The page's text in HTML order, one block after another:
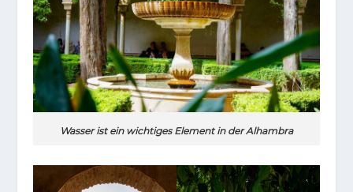
Wasser ist ein wichtiges Element in der Alhambra